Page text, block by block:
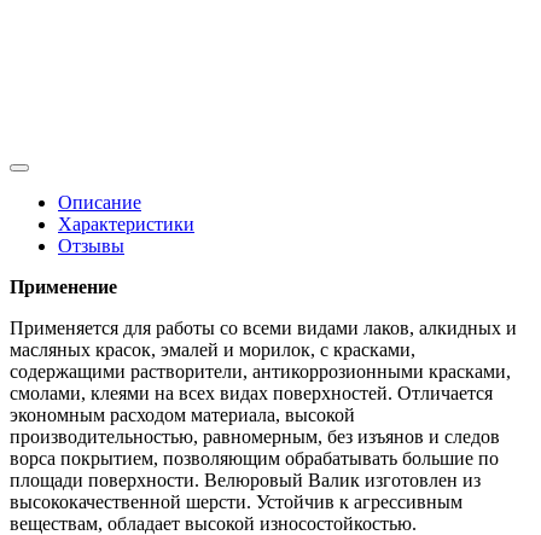
Описание
Характеристики
Отзывы
Применение
Применяется для работы со всеми видами лаков, алкидных и
масляных красок, эмалей и морилок, с красками,
содержащими растворители, антикоррозионными красками,
смолами, клеями на всех видах поверхностей. Отличается
экономным расходом материала, высокой
производительностью, равномерным, без изъянов и следов
ворса покрытием, позволяющим обрабатывать большие по
площади поверхности. Велюровый Валик изготовлен из
высококачественной шерсти. Устойчив к агрессивным
веществам, обладает высокой износостойкостью.